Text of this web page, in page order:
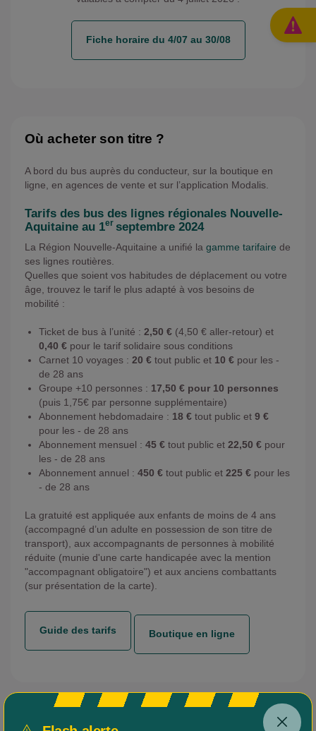
Fiche horaire du 4/07 au 30/08
Où acheter son titre ?
A bord du bus auprès du conducteur, sur la boutique en
ligne, en agences de vente et sur l’application Modalis.
Tarifs des bus des lignes régionales Nouvelle-
Aquitaine au 1er septembre 2024
La Région Nouvelle-Aquitaine a unifié la gamme tarifaire de
ses lignes routières.
Quelles que soient vos habitudes de déplacement ou votre
âge, trouvez le tarif le plus adapté à vos besoins de
mobilité :
Ticket de bus à l’unité : 2,50 € (4,50 € aller-retour) et
0,40 € pour le tarif solidaire sous conditions
Carnet 10 voyages : 20 € tout public et 10 € pour les -
de 28 ans
Groupe +10 personnes : 17,50 € pour 10 personnes
(puis 1,75€ par personne supplémentaire)
Abonnement hebdomadaire : 18 € tout public et 9 €
pour les - de 28 ans
Abonnement mensuel : 45 € tout public et 22,50 € pour
les - de 28 ans
Abonnement annuel : 450 € tout public et 225 € pour les
- de 28 ans
La gratuité est appliquée aux enfants de moins de 4 ans
(accompagné d’un adulte en possession de son titre de
transport), aux accompagnants de personnes à mobilité
réduite (munie d'une carte handicapée avec la mention
"accompagnant obligatoire") et aux anciens combattants
(sur présentation de la carte).
Guide des tarifs Boutique en ligne